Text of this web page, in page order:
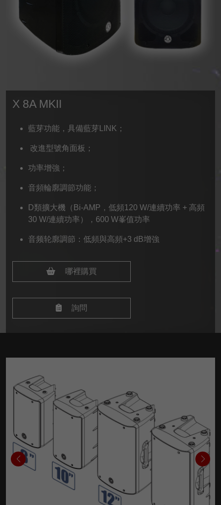
X 8A MKII
藍芽功能，具備藍芽LINK；
改進型號角面板；
功率增強；
音頻輪廓調節功能；
D類擴大機（Bi-AMP，低頻120 W/連續功率 + 高頻
30 W/連續功率），600 W峯值功率
音频轮廓調節：低頻與高頻+3 dB增強
哪裡購買
詢問